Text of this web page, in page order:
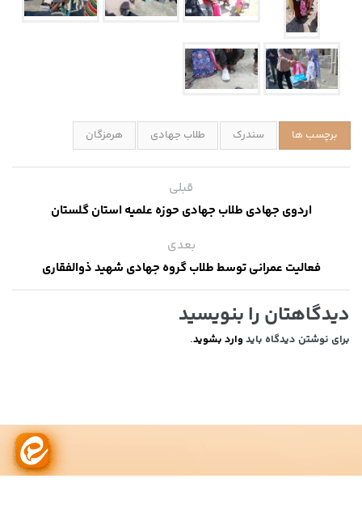
برچسب ها سندرک طلاب جهادی هرمزگان
قبلی
اردوی جهادی طلاب جهادی حوزه علمیه استان گلستان
بعدی
فعالیت عمرانی توسط طلاب گروه جهادی شهید ذوالفقاری
دیدگاهتان را بنویسید
برای نوشتن دیدگاه باید وارد بشوید.